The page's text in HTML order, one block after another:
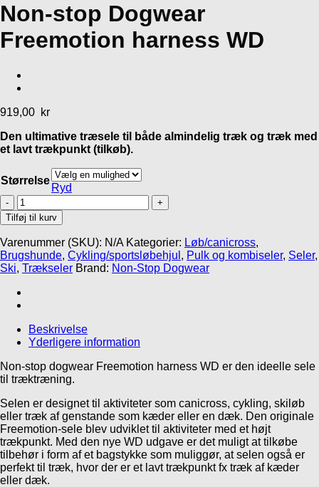
Add to Wishlist
Liner med elastik
canicross line
249,00kr
Add to Wishlist
525,00kr
Add to Wishlist
39,95kr
Non-stop Dogwear
Freemotion harness WD
919,00 kr
Den ultimative træsele til både almindelig træk og træk med
et lavt trækpunkt (tilkøb).
Størrelse
Ryd
Non-
stop
Dogwear
Freemotion
harness
WD
antal
Tilføj til kurv
Varenummer (SKU): N/A Kategorier: Løb/canicross,
Brugshunde, Cykling/sportsløbehjul , Pulk og kombiseler, Seler,
Ski, Trækseler Brand: Non-Stop Dogwear
Beskrivelse
Yderligere information
Non-stop dogwear Freemotion harness WD er den ideelle sele
til træktræning.
Selen er designet til aktiviteter som canicross, cykling, skiløb
eller træk af genstande som kæder eller en dæk. Den originale
Freemotion-sele blev udviklet til aktiviteter med et højt
trækpunkt. Med den nye WD udgave er det muligt at tilkøbe
tilbehør i form af et bagstykke som muliggør, at selen også er
perfekt til træk, hvor der er et lavt trækpunkt fx træk af kæder
eller dæk.